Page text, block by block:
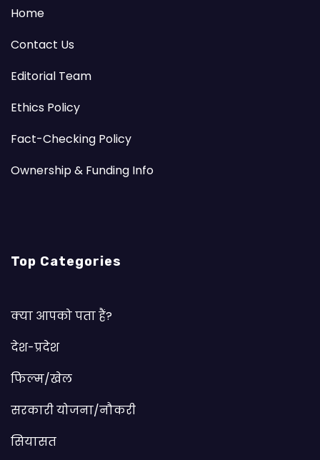
Home
Contact Us
Editorial Team
Ethics Policy
Fact-Checking Policy
Ownership & Funding Info
Top Categories
क्या आपको पता हैं?
देश-प्रदेश
फिल्म/खेल
सरकारी योजना/नौकरी
सियासत